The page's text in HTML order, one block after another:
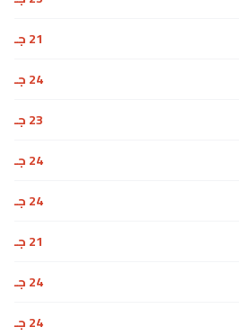
21 جـ
24 جـ
23 جـ
24 جـ
24 جـ
21 جـ
24 جـ
24 جـ